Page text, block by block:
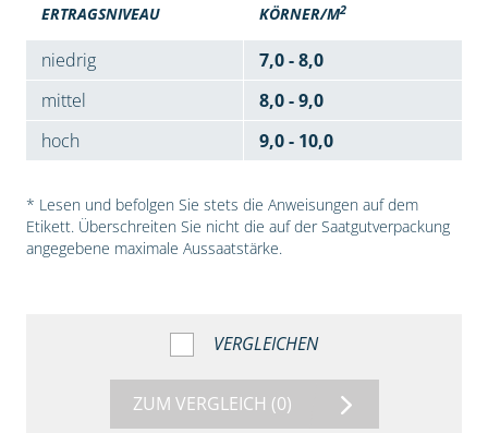
ERTRAGSNIVEAU KÖRNER/M2
niedrig
7,0 - 8,0
mittel
8,0 - 9,0
hoch
9,0 - 10,0
* Lesen und befolgen Sie stets die Anweisungen auf dem
Etikett. Überschreiten Sie nicht die auf der Saatgutverpackung
angegebene maximale Aussaatstärke.
VERGLEICHEN
ZUM VERGLEICH (0)